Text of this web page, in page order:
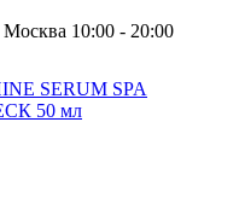
Москва 10:00 - 20:00